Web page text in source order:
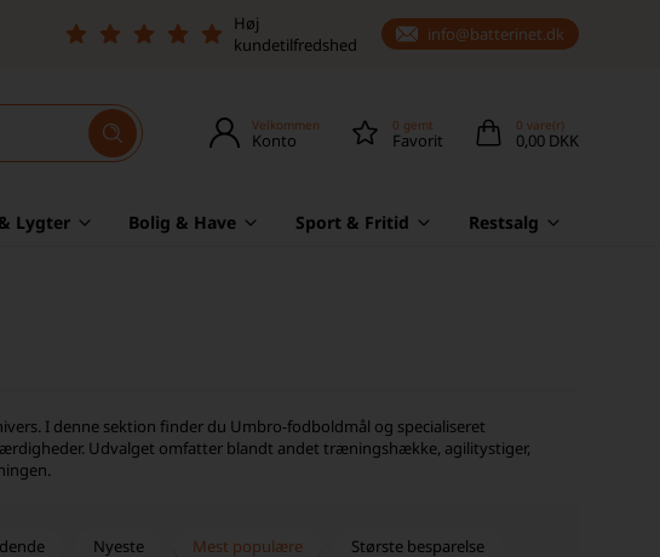
Høj
kundetilfredshed
info@batterinet.dk
Velkommen
Konto
0 gemt
Favorit
0 vare(r)
0,00 DKK
Lygter Bolig & Have Sport & Fritid Restsalg
I denne sektion finder du Umbro-fodboldmål og specialiseret
Udvalget omfatter blandt andet træningshække, agilitystiger,
Nyeste Mest populære Største besparelse